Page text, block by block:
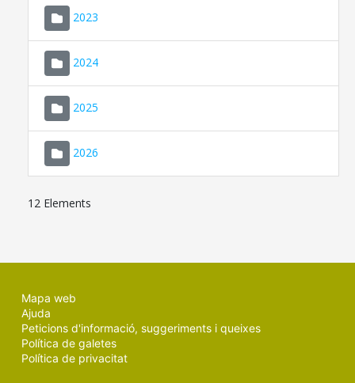
2023
2024
2025
2026
12 Elements
Mapa web
Ajuda
Peticions d'informació, suggeriments i queixes
Política de galetes
Política de privacitat